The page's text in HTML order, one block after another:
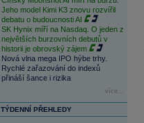
Jeho model Kimi K3 znovu rozvířil
debatu o budoucnosti AI
SK Hynix míří na Nasdaq. O jeden z
největších burzovních debutů v
historii je obrovský zájem
Nová vlna mega IPO hýbe trhy.
Rychlé zařazování do indexů
přináší šance i rizika
více...
TÝDENNÍ PŘEHLEDY